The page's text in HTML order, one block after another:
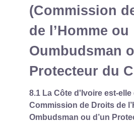
(Commission
de l’Homme ou
Oumbudsman
Protecteur du
8.1 La Côte d'Ivoire est-elle
Commission de Droits de
Ombudsman ou d’un